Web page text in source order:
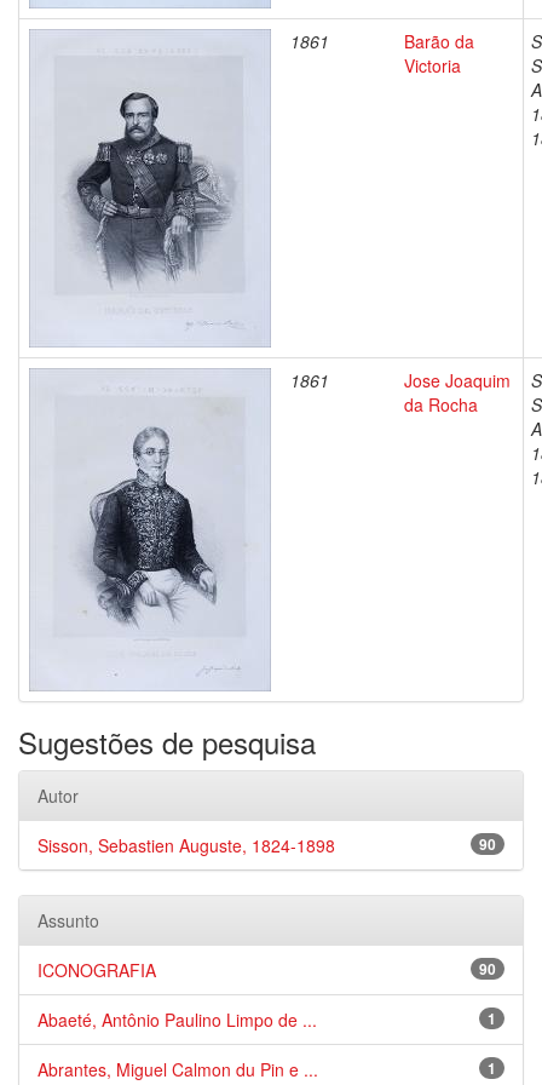
1861
Barão da
Victoria
1861
Jose Joaquim
da Rocha
Sugestões de pesquisa
Autor
90
Sisson, Sebastien Auguste, 1824-1898
Assunto
90
ICONOGRAFIA
1
Abaeté, Antônio Paulino Limpo de ...
1
Abrantes, Miguel Calmon du Pin e ...